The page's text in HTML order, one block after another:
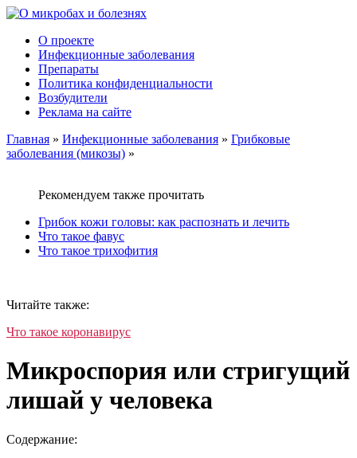
О проекте
Инфекционные заболевания
Препараты
Политика конфиденциальности
Возбудители
Реклама на сайте
Главная » Инфекционные заболевания » Грибковые
заболевания (микозы) »
Рекомендуем также прочитать
Грибок кожи головы: как распознать и лечить
Что такое фавус
Что такое трихофития
Читайте также:
Что такое коронавирус
Микроспория или стригущий
лишай у человека
Содержание: